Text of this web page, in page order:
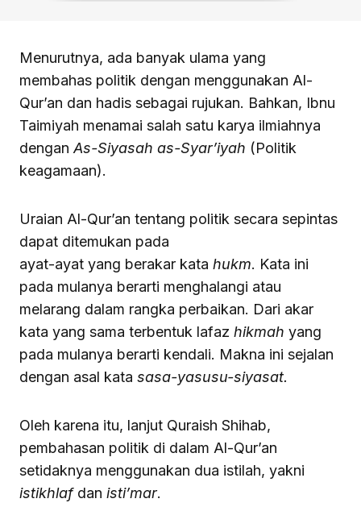
Menurutnya, ada banyak ulama yang
membahas politik dengan menggunakan Al-
Qur’an dan hadis sebagai rujukan. Bahkan, Ibnu
Taimiyah menamai salah satu karya ilmiahnya
denganAs-Siyasah as-Syar’iyah (Politik
keagamaan).
Uraian Al-Qur’an tentang politik secara sepintas
dapat ditemukan pada
ayat-ayat yang berakar kata hukm. Kata ini
pada mulanya berarti menghalangi atau
melarang dalam rangka perbaikan. Dari akar
kata yang sama terbentuk lafaz hikmah yang
pada mulanya berarti kendali. Makna ini sejalan
dengan asal kata sasa-yasusu-siyasat.
Oleh karena itu, lanjut Quraish Shihab,
pembahasan politik di dalam Al-Qur’an
setidaknya menggunakan dua istilah, yakni
istikhlafdan isti’mar.